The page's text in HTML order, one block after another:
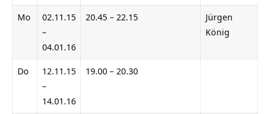
Mo
02.11.15
–
04.01.16
20.45 – 22.15
Jürgen
König
Do
12.11.15
–
14.01.16
19.00 – 20.30